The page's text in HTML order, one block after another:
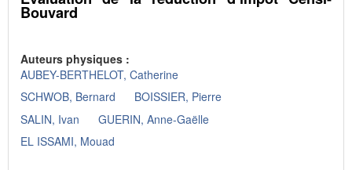
Bouvard
Auteurs physiques :
AUBEY-BERTHELOT, Catherine
SCHWOB, Bernard
BOISSIER, Pierre
SALIN, Ivan
GUERIN, Anne-Gaëlle
EL ISSAMI, Mouad